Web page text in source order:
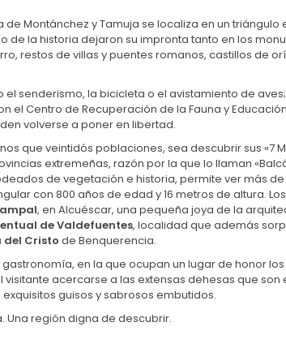
Montánchez y Tamuja se localiza en un
de la historia dejaron su impronta tanto en los
restos de villas y puentes romanos, castillos de
senderismo, la bicicleta o el avistamiento de
Centro de Recuperación de la Fauna y
volverse a poner en libertad.
que veintidós poblaciones, sea descubrir sus «7
extremeñas, razón por la que lo llaman
de vegetación e historia, permite ver más
con 800 años de edad y 16 metros de altura.
, en Alcuéscar, una pequeña joya de la
de Valdefuentes, localidad que además
del Cristo de Benquerencia.
en la que ocupan un lugar de honor
acercarse a las extensas dehesas que
guisos y sabrosos embutidos.
Una región digna de descubrir.